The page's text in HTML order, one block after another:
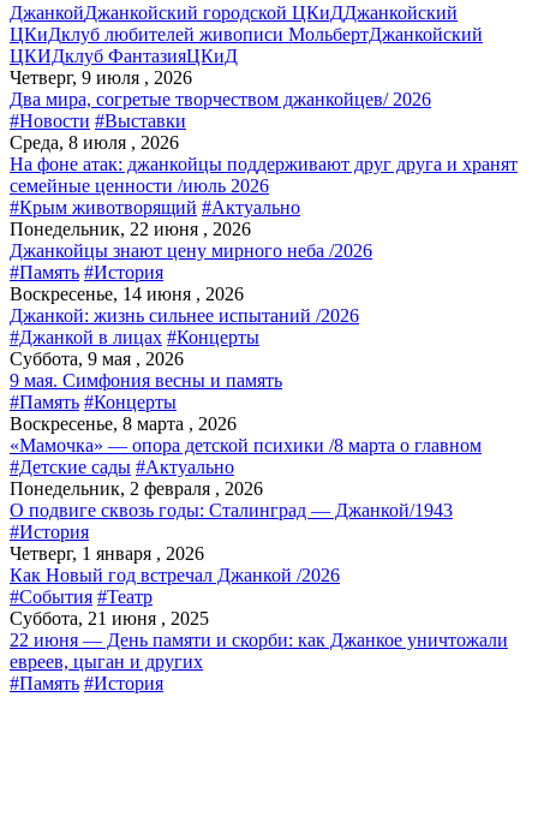
ДжанкойДжанкойский городской ЦКиДДжанкойский
ЦКиДклуб любителей живописи МольбертДжанкойский
ЦКИДклуб ФантазияЦКиД
Четверг, 9 июля , 2026
Два мира, согретые творчеством джанкойцев/ 2026
#Новости #Выставки
Среда, 8 июля , 2026
На фоне атак: джанкойцы поддерживают друг друга и хранят
семейные ценности /июль 2026
#Крым животворящий #Актуально
Понедельник, 22 июня , 2026
Джанкойцы знают цену мирного неба /2026
#Память #История
Воскресенье, 14 июня , 2026
Джанкой: жизнь сильнее испытаний /2026
#Джанкой в лицах #Концерты
Суббота, 9 мая , 2026
9 мая. Симфония весны и память
#Память #Концерты
Воскресенье, 8 марта , 2026
«Мамочка» — опора детской психики /8 марта о главном
#Детские сады #Актуально
Понедельник, 2 февраля , 2026
О подвиге сквозь годы: Сталинград — Джанкой/1943
#История
Четверг, 1 января , 2026
Как Новый год встречал Джанкой /2026
#События #Театр
Суббота, 21 июня , 2025
22 июня — День памяти и скорби: как Джанкое уничтожали
евреев, цыган и других
#Память #История